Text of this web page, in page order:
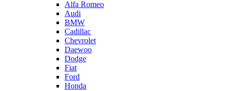
Alfa Romeo
Audi
BMW
Cadillac
Chevrolet
Daewoo
Dodge
Fiat
Ford
Honda